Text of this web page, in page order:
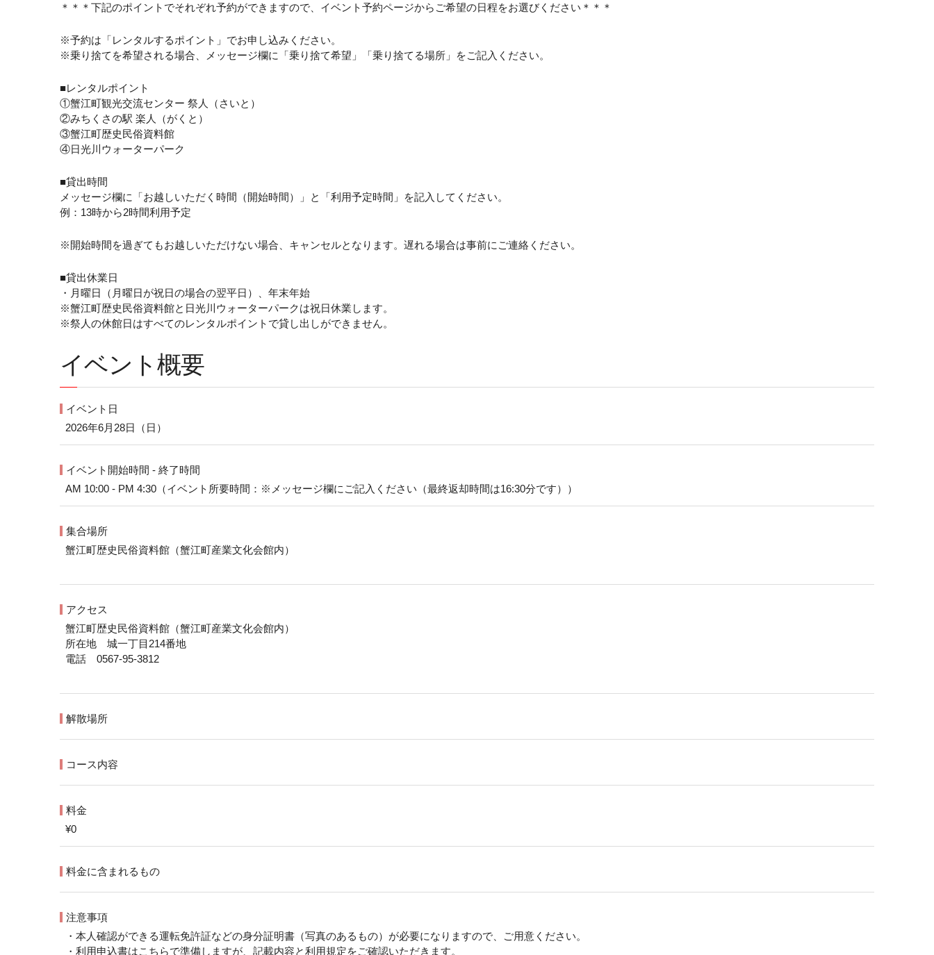
＊＊＊下記のポイントでそれぞれ予約ができますので、イベント予約ページからご希望の日程をお選びください＊＊＊
※予約は「レンタルするポイント」でお申し込みください。
※乗り捨てを希望される場合、メッセージ欄に「乗り捨て希望」「乗り捨てる場所」をご記入ください。
■レンタルポイント
①蟹江町観光交流センター 祭人（さいと）
②みちくさの駅 楽人（がくと）
③蟹江町歴史民俗資料館
④日光川ウォーターパーク
■貸出時間
メッセージ欄に「お越しいただく時間（開始時間）」と「利用予定時間」を記入してください。
例：13時から2時間利用予定
※開始時間を過ぎてもお越しいただけない場合、キャンセルとなります。遅れる場合は事前にご連絡ください。
■貸出休業日
・月曜日（月曜日が祝日の場合の翌平日）、年末年始
※蟹江町歴史民俗資料館と日光川ウォーターパークは祝日休業します。
※祭人の休館日はすべてのレンタルポイントで貸し出しができません。
イベント概要
イベント日
2026年6月28日（日）
イベント開始時間 - 終了時間
AM 10:00 - PM 4:30（イベント所要時間：※メッセージ欄にご記入ください（最終返却時間は16:30分です））
集合場所
蟹江町歴史民俗資料館（蟹江町産業文化会館内）
アクセス
蟹江町歴史民俗資料館（蟹江町産業文化会館内）
所在地 城一丁目214番地
電話 0567-95-3812
解散場所
コース内容
料金
¥0
料金に含まれるもの
注意事項
・本人確認ができる運転免許証などの身分証明書（写真のあるもの）が必要になりますので、ご用意ください。
・利用申込書はこちらで準備しますが、記載内容と利用規定をご確認いただきます。